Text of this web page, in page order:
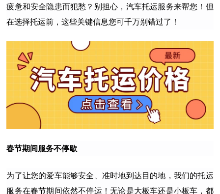
疲惫和安全隐患而犯愁？别担心，汽车托运服务来帮您！但
在选择托运前，这些关键信息您可千万别错过了！
春节期间服务不停歇
为了让您的爱车能够安全、准时地到达目的地，我们的托运
服务在春节期间依然不停运！无论是大板车还是小板车，都